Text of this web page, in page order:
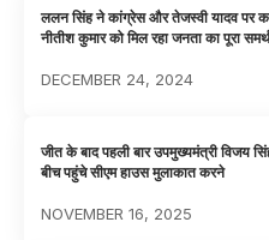
ललन सिंह ने कांग्रेस और तेजस्वी यादव पर
नीतीश कुमार को मिल रहा जनता का पूरा
DECEMBER 24, 2024
जीत के बाद पहली बार उपमुख्यमंत्री विजय
बीच पहुंचे सीएम हाउस मुलाकात करने
NOVEMBER 16, 2025